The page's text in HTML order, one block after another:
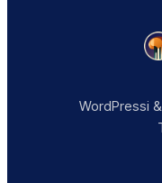
WordPressi